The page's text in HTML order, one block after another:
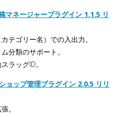
マネージャープラグイン 1.1.5 リ
テゴリー名）での入出力。
分類のサポート。
ラッグID。
ョップ管理プラグイン 2.0.5 リリ
。